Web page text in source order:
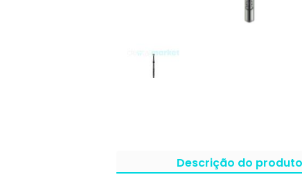
Descrição do produto